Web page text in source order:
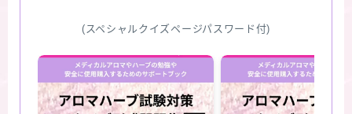
(スペシャルクイズページパスワード付)